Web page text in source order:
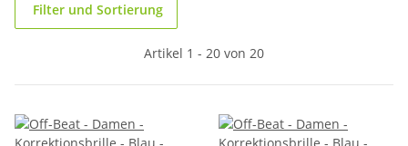
Filter und Sortierung
Artikel 1 - 20 von 20